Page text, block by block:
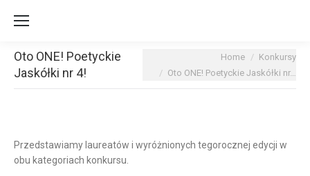
Oto ONE! Poetyckie
Jaskółki nr 4!
Home
Konkursy
Oto ONE! Poetyckie Jaskółki nr…
Przedstawiamy laureatów i wyróżnionych tegorocznej edycji w
obu kategoriach konkursu.